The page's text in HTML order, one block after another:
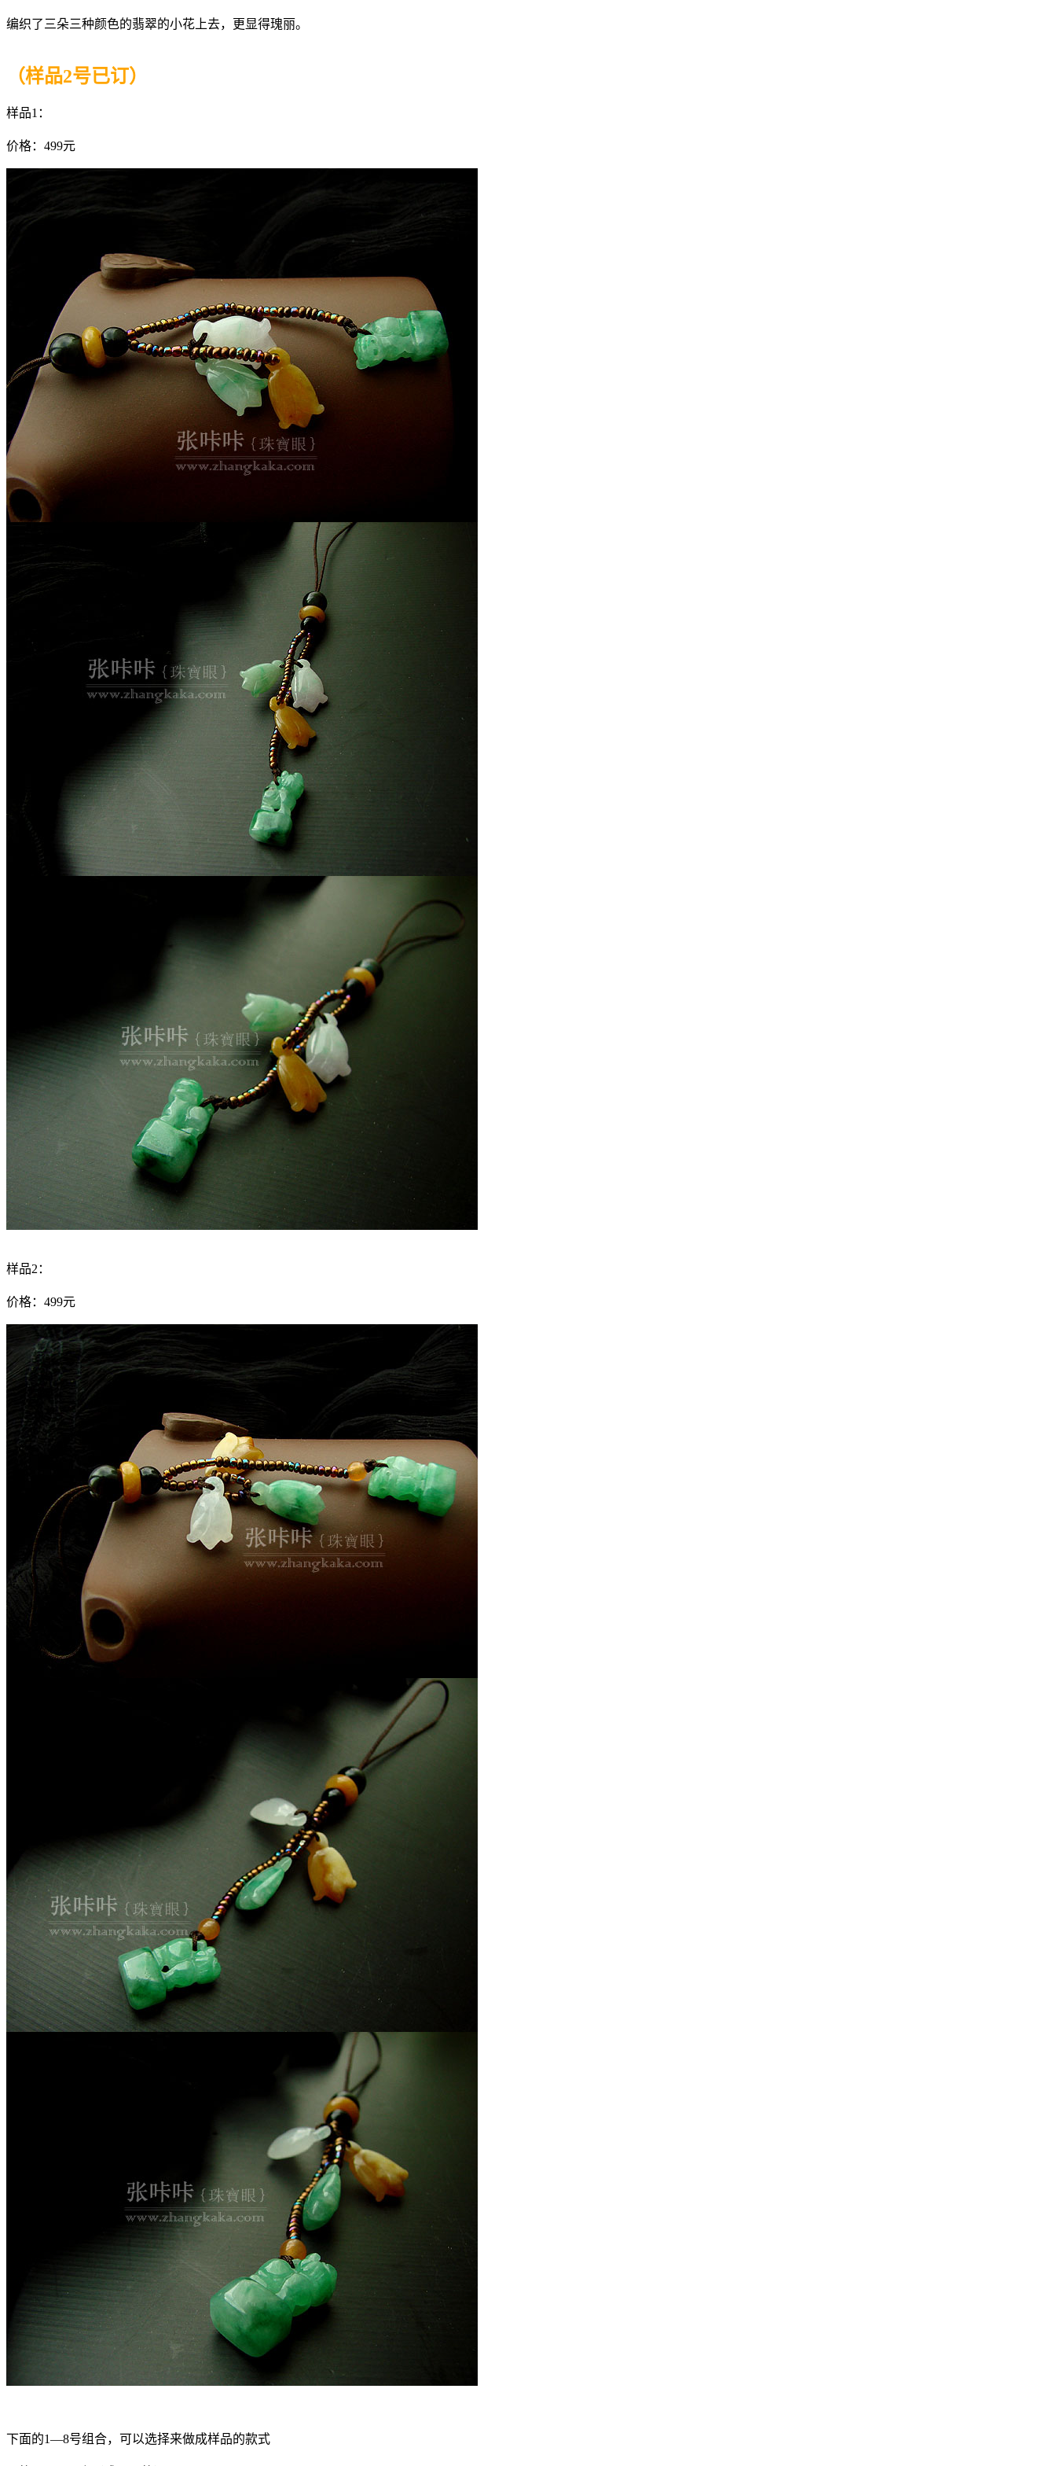
编织了三朵三种颜色的翡翠的小花上去，更显得瑰丽。
（样品2号已订）
样品1：
价格：499元
样品2：
价格：499元
下面的1—8号组合，可以选择来做成样品的款式